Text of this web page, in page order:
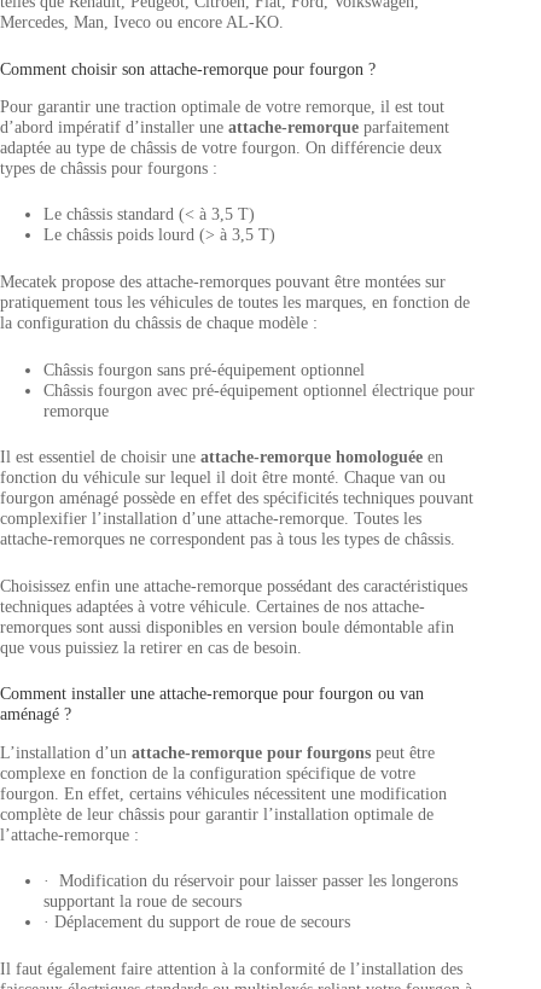
Mercedes, Man, Iveco ou encore AL-KO.
Comment choisir son attache-remorque pour fourgon ?
Pour garantir une traction optimale de votre remorque, il est tout
d’abord impératif d’installer une attache-remorque parfaitement
adaptée au type de châssis de votre fourgon. On différencie deux
types de châssis pour fourgons :
Le châssis standard (< à 3,5 T)
Le châssis poids lourd (> à 3,5 T)
Mecatek propose des attache-remorques pouvant être montées sur
pratiquement tous les véhicules de toutes les marques, en fonction de
la configuration du châssis de chaque modèle :
Châssis fourgon sans pré-équipement optionnel
Châssis fourgon avec pré-équipement optionnel électrique pour
remorque
Il est essentiel de choisir une attache-remorque homologuée en
fonction du véhicule sur lequel il doit être monté. Chaque van ou
fourgon aménagé possède en effet des spécificités techniques pouvant
complexifier l’installation d’une attache-remorque. Toutes les
attache-remorques ne correspondent pas à tous les types de châssis.
Choisissez enfin une attache-remorque possédant des caractéristiques
techniques adaptées à votre véhicule. Certaines de nos attache-
remorques sont aussi disponibles en version boule démontable afin
que vous puissiez la retirer en cas de besoin.
Comment installer une attache-remorque pour fourgon ou van
aménagé ?
L’installation d’un attache-remorque pour fourgons peut être
complexe en fonction de la configuration spécifique de votre
fourgon. En effet, certains véhicules nécessitent une modification
complète de leur châssis pour garantir l’installation optimale de
l’attache-remorque :
· Modification du réservoir pour laisser passer les longerons
supportant la roue de secours
· Déplacement du support de roue de secours
Il faut également faire attention à la conformité de l’installation des